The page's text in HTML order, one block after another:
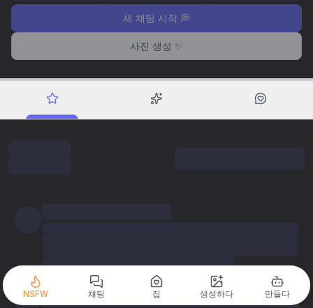
새 채팅 시작 💭
사진 생성 ✨
NSFW 채팅 집 생성하다 만들다